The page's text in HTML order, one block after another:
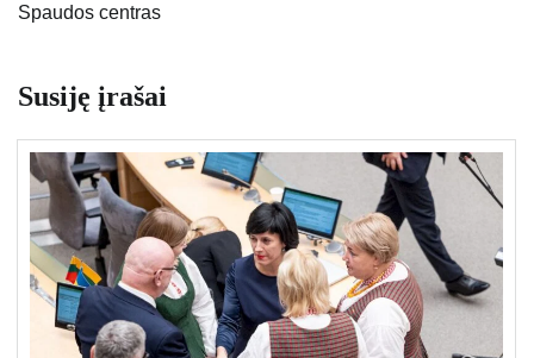
Spaudos centras
Susiję įrašai